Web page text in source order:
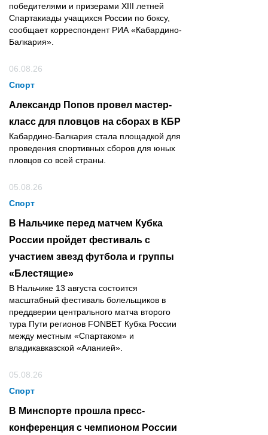
победителями и призерами XIII летней
Спартакиады учащихся России по боксу,
сообщает корреспондент РИА «Кабардино-
Балкария».
06.08.26
Спорт
Александр Попов провел мастер-
класс для пловцов на сборах в КБР
Кабардино-Балкария стала площадкой для
проведения спортивных сборов для юных
пловцов со всей страны.
05.08.26
Спорт
В Нальчике перед матчем Кубка
России пройдет фестиваль с
участием звезд футбола и группы
«Блестящие»
В Нальчике 13 августа состоится
масштабный фестиваль болельщиков в
преддверии центрального матча второго
тура Пути регионов FONBET Кубка России
между местным «Спартаком» и
владикавказской «Аланией».
05.08.26
Спорт
В Минспорте прошла пресс-
конференция с чемпионом России